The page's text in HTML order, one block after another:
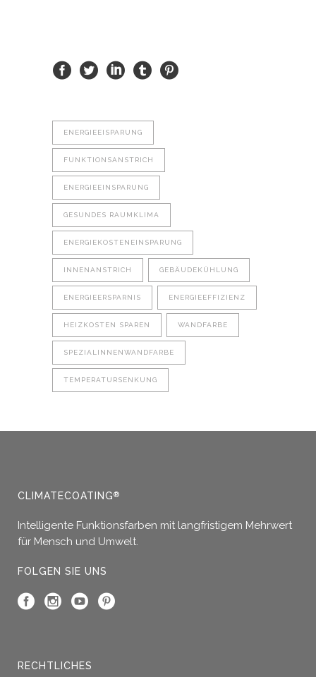
ENERGIEEISPARUNG
FUNKTIONSANSTRICH
ENERGIEEINSPARUNG
GESUNDES RAUMKLIMA
ENERGIEKOSTENEINSPARUNG
INNENANSTRICH GEBÄUDEKÜHLUNG
ENERGIEERSPARNIS ENERGIEEFFIZIENZ
HEIZKOSTEN SPAREN WANDFARBE
SPEZIALINNENWANDFARBE
TEMPERATURSENKUNG
CLIMATECOATING®
Intelligente Funktionsfarben mit langfristigem Mehrwert
für Mensch und Umwelt.
FOLGEN SIE UNS
RECHTLICHES